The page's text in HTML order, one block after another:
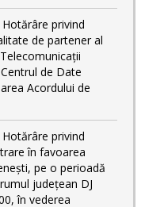
privind
de partener al
de Date
Acordului de
privind
în favoarea
pe o perioadă
județean DJ
în vederea